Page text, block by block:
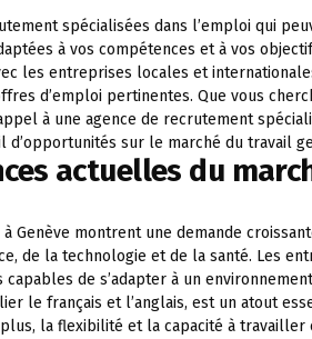
spécialisées dans l’emploi qui
à vos compétences et à vos
les entreprises locales et
d’emploi pertinentes. Que vous
à une agence de recrutement
d’opportunités sur le marché du travail
actuelles du
Genève montrent une demande
de la technologie et de la santé. Les
de s’adapter à un
le français et l’anglais, est un atout
la flexibilité et la capacité à travailler